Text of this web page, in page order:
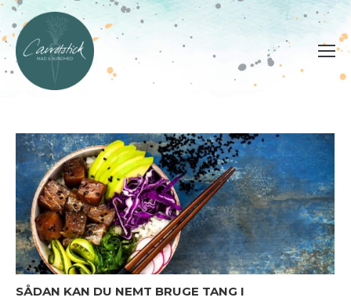
SÅDAN KAN DU NEMT BRUGE TANG I